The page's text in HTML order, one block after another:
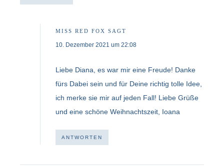
MISS RED FOX SAGT
10. Dezember 2021 um 22:08
Liebe Diana, es war mir eine Freude! Danke
fürs Dabei sein und für Deine richtig tolle Idee,
ich merke sie mir auf jeden Fall! Liebe Grüße
und eine schöne Weihnachtszeit, Ioana
ANTWORTEN